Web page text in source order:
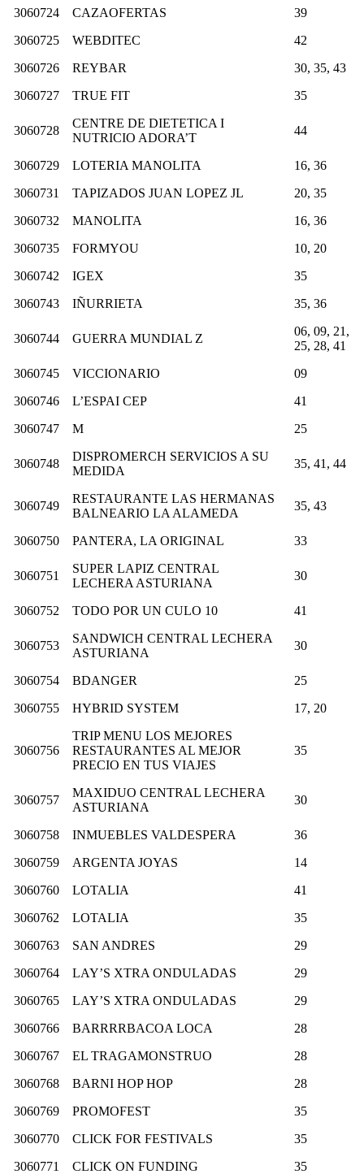
3060724 CAZAOFERTAS
39
3060725
WEBDITEC
42
3060726
REYBAR
30, 35, 43
3060727
TRUE FIT 35
3060728
CENTRE DE DIETETICA I
NUTRICIO ADORA’T
44
3060729 LOTERIA MANOLITA
16, 36
3060731
TAPIZADOS JUAN LOPEZ JL
20, 35
3060732
MANOLITA
16, 36
3060735
FORMYOU
10, 20
3060742
IGEX
35
3060743
IÑURRIETA 35, 36
3060744 GUERRA MUNDIAL Z
06, 09, 21,
25, 28, 41
3060745
VICCIONARIO
09
3060746
L’ESPAI CEP
41
3060747
M 25
3060748
DISPROMERCH SERVICIOS A SU
MEDIDA
35, 41, 44
3060749
RESTAURANTE LAS HERMANAS
BALNEARIO LA ALAMEDA
35, 43
3060750 PANTERA, LA ORIGINAL 33
3060751
SUPER LAPIZ CENTRAL
LECHERA ASTURIANA
30
3060752 TODO POR UN CULO 10 41
3060753
SANDWICH CENTRAL LECHERA
ASTURIANA
30
3060754 BDANGER
25
3060755
HYBRID SYSTEM 17, 20
3060756
TRIP MENU LOS MEJORES
RESTAURANTES AL MEJOR
PRECIO EN TUS VIAJES
35
3060757
MAXIDUO CENTRAL LECHERA
ASTURIANA
30
3060758 INMUEBLES VALDESPERA
36
3060759
ARGENTA JOYAS
14
3060760
LOTALIA
41
3060762
LOTALIA
35
3060763
SAN ANDRES
29
3060764
LAY’S XTRA ONDULADAS
29
3060765
LAY’S XTRA ONDULADAS
29
3060766
BARRRRBACOA LOCA
28
3060767
EL TRAGAMONSTRUO
28
3060768
BARNI HOP HOP
28
3060769
PROMOFEST
35
3060770
CLICK FOR FESTIVALS
35
3060771
CLICK ON FUNDING
35